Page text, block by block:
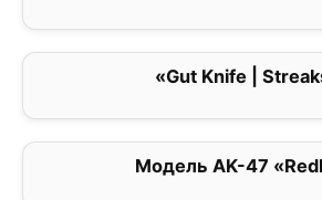
«Gut Knife |
Модель AK-47